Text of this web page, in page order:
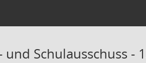
Schulausschuss -